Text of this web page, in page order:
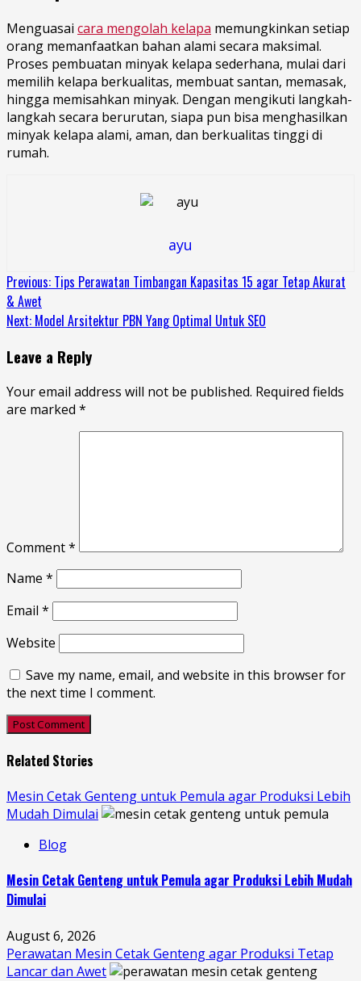
Menguasai cara mengolah kelapa memungkinkan setiap
orang memanfaatkan bahan alami secara maksimal.
Proses pembuatan minyak kelapa sederhana, mulai dari
memilih kelapa berkualitas, membuat santan, memasak,
hingga memisahkan minyak. Dengan mengikuti langkah-
langkah secara berurutan, siapa pun bisa menghasilkan
minyak kelapa alami, aman, dan berkualitas tinggi di
rumah.
ayu
Continue
Reading
Previous: Tips Perawatan Timbangan Kapasitas 15 agar Tetap Akurat
& Awet
Next: Model Arsitektur PBN Yang Optimal Untuk SEO
Leave a Reply
Your email address will not be published. Required fields
are marked *
Comment*
Name *
Email *
Website
Save my name, email, and website in this browser for
the next time I comment.
Related Stories
Mesin Cetak Genteng untuk Pemula agar Produksi Lebih
Mudah Dimulai
Blog
Mesin Cetak Genteng untuk Pemula agar Produksi Lebih Mudah
Dimulai
August 6, 2026
Perawatan Mesin Cetak Genteng agar Produksi Tetap
Lancar dan Awet